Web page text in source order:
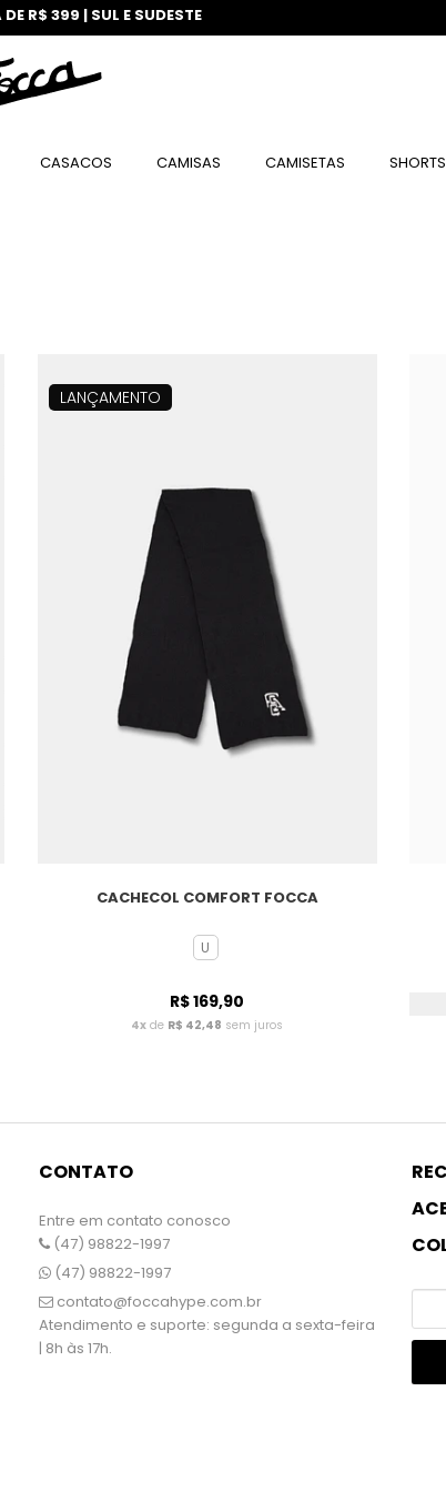
R$ 399 | SUL E SUDESTE
CASACOS CAMISAS CAMISETAS SHORTS
LANÇAMENTO
CACHECOL COMFORT FOCCA
U
R$ 169,90
4x de R$ 42,48 sem juros
CONTATO
Entre em contato conosco
(47) 98822-1997
(47) 98822-1997
contato@foccahype.com.br
Atendimento e suporte: segunda a sexta-feira
| 8h às 17h.